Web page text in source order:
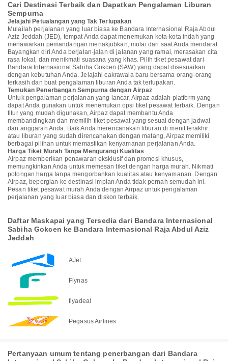
Cari Destinasi Terbaik dan Dapatkan Pengalaman Liburan
Sempurna
Jelajahi Petualangan yang Tak Terlupakan
Mulailah perjalanan yang luar biasa ke Bandara Internasional Raja Abdul
Aziz Jeddah (JED), tempat Anda dapat menemukan kota-kota indah yang
menawarkan pemandangan menakjubkan, mulai dari saat Anda mendarat.
Bayangkan diri Anda berjalan-jalan di jalanan yang ramai, merasakan cita
rasa lokal, dan menikmati suasana yang khas. Pilih tiket pesawat dari
Bandara Internasional Sabiha Gokcen (SAW) yang dapat disesuaikan
dengan kebutuhan Anda. Jelajahi cakrawala baru bersama orang-orang
terkasih dan buat pengalaman liburan Anda tak terlupakan.
Temukan Penerbangan Sempurna dengan Airpaz
Untuk pengalaman perjalanan yang lancar, Airpaz adalah platform yang
dapat Anda gunakan untuk menemukan opsi tiket pesawat terbaik. Dengan
fitur yang mudah digunakan, Airpaz dapat membantu Anda
membandingkan dan memilih tiket pesawat yang sesuai dengan jadwal
dan anggaran Anda. Baik Anda merencanakan liburan di menit terakhir
atau liburan yang sudah direncanakan dengan matang, Airpaz memiliki
berbagai pilihan untuk memastikan kenyamanan perjalanan Anda.
Harga Tiket Murah Tanpa Mengurangi Kualitas
Airpaz memberikan penawaran eksklusif dan promosi khusus,
memungkinkan Anda untuk memesan tiket dengan harga murah. Nikmati
potongan harga tanpa mengorbankan kualitas atau kenyamanan. Dengan
Airpaz, bepergian ke destinasi impian Anda tidak pernah semudah ini.
Pesan tiket pesawat murah Anda dengan Airpaz untuk pengalaman
perjalanan yang luar biasa dan diskon terbaik.
Daftar Maskapai yang Tersedia dari Bandara Internasional
Sabiha Gokcen ke Bandara Internasional Raja Abdul Aziz
Jeddah
AJet
Flynas
flyadeal
Pegasus Airlines
Pertanyaan umum tentang penerbangan dari Bandara